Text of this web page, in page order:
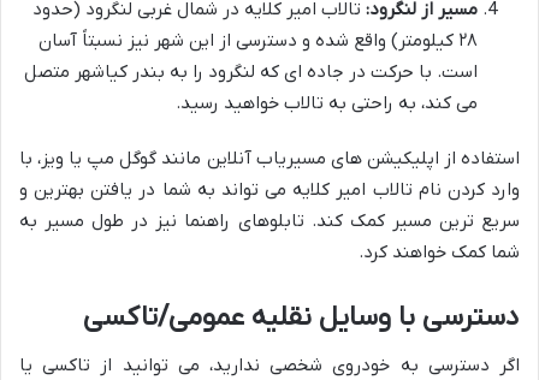
مسیر از لنگرود: تالاب امیر کلایه در شمال غربی لنگرود (حدود
۲۸ کیلومتر) واقع شده و دسترسی از این شهر نیز نسبتاً آسان
است. با حرکت در جاده ای که لنگرود را به بندر کیاشهر متصل
می کند، به راحتی به تالاب خواهید رسید.
استفاده از اپلیکیشن های مسیریاب آنلاین مانند گوگل مپ یا ویز، با
وارد کردن نام تالاب امیر کلایه می تواند به شما در یافتن بهترین و
سریع ترین مسیر کمک کند. تابلوهای راهنما نیز در طول مسیر به
شما کمک خواهند کرد.
دسترسی با وسایل نقلیه عمومی/تاکسی
اگر دسترسی به خودروی شخصی ندارید، می توانید از تاکسی یا